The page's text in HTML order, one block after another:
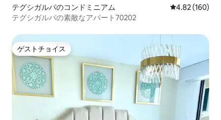
テグシガルパのコンドミニアム レビュー160
4.82 (160)
テグシガルパの素敵なアパート70202
ゲストチョイス
ゲストチョイス